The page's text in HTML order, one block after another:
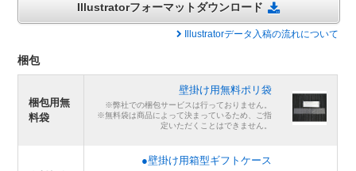
Illustratorフォーマットダウンロード
Illustratorデータ入稿の流れについて
梱包
梱包用無
料袋
壁掛け用無料ポリ袋
※弊社での梱包サービスは行っておりません。
※無料袋は商品によって決まっているため、ご指
定いただくことはできません。
●壁掛け用箱型ギフトケース